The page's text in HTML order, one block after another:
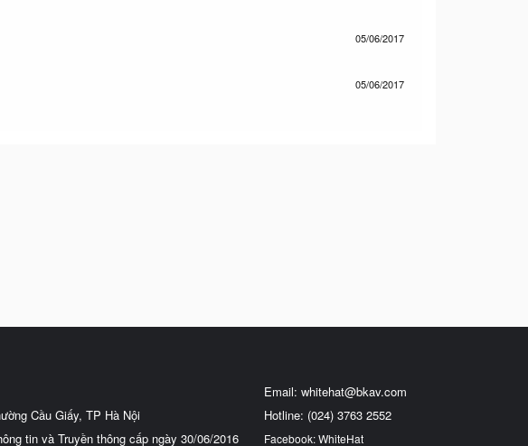
05/06/2017
05/06/2017
Cầu Giấy, TP Hà Nội
tin và Truyền thông cấp ngày 30/06/2016
Email: whitehat@bkav.com
Hotline: (024) 3763 2552
Facebook: WhiteHat